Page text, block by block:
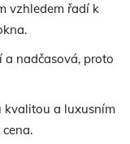
vzhledem řadí k
a nadčasová, proto
kvalitou a luxusním